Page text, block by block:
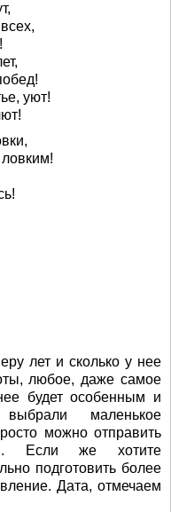
уют!
лет и сколько у нее
любое, даже самое
будет особенным и
маленькое
можно отправить
Если же хотите
подготовить более
Дата, отмечаем